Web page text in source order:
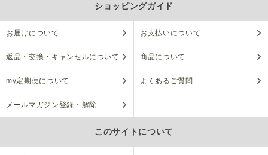
ショッピングガイド
お届けについて お支払いについて
返品・交換・キャンセルについて 商品について
my定期便について よくあるご質問
メールマガジン登録・解除
このサイトについて